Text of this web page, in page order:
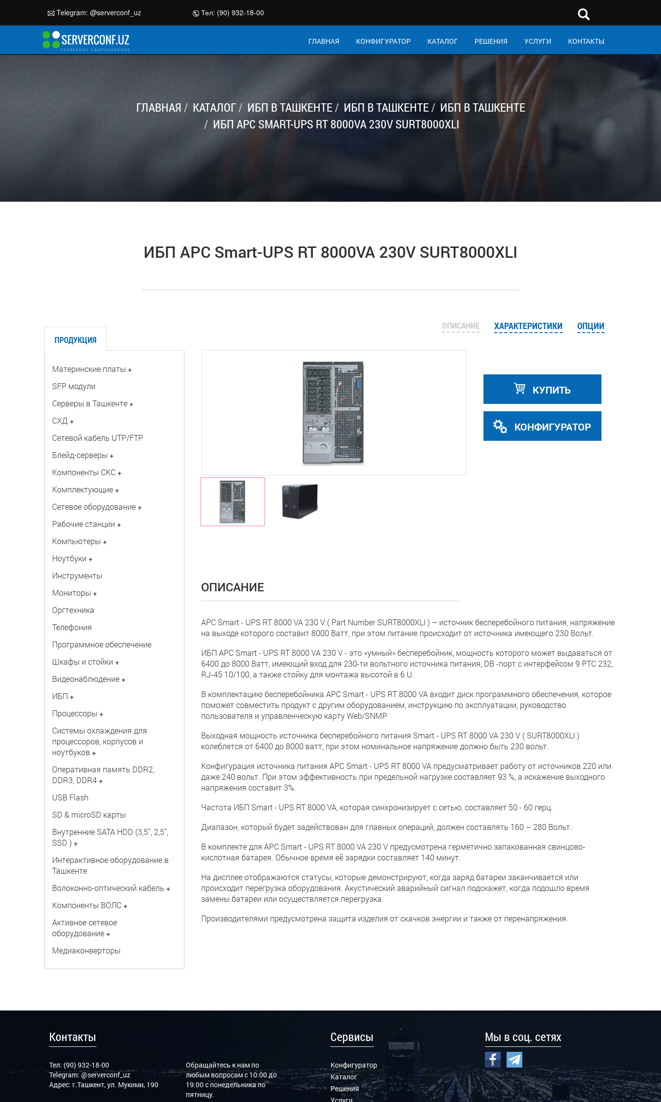
Telegram: @serverconf_uz Тел: (90) 932-18-00
ГЛАВНАЯ КОНФИГУРАТОР КАТАЛОГ РЕШЕНИЯ УСЛУГИ КОНТАКТЫ
ГЛАВНАЯ КАТАЛОГ ИБП В ТАШКЕНТЕ ИБП В ТАШКЕНТЕ
ИБП В ТАШКЕНТЕ
ИБП APC SMART-UPS RT 8000VA 230V SURT8000XLI
ИБП APC Smart-UPS RT 8000VA 230V SURT8000XLI
ПРОДУКЦИЯ
Материнские платы +
SFP модули
Серверы в Ташкенте +
СХД +
Сетевой кабель UTP/FTP
Блейд-серверы +
Компоненты СКС +
Комплектующие +
Сетевое оборудование +
Рабочие станции +
Компьютеры +
Ноутбуки +
Инструменты
Мониторы +
Оргтехника
Телефония
Программное обеспечение
Шкафы и стойки +
Видеонаблюдение +
ИБП +
Процессоры +
Системы охлаждения для
процессоров, корпусов и
ноутбуков +
Оперативная память DDR2,
DDR3, DDR4 +
USB Flash
SD & microSD карты
Внутренние SATA HDD (3,5", 2,5",
SSD ) +
Интерактивное оборудование в
Ташкенте
Волоконно-оптический кабель +
Компоненты ВОЛС +
Активное сетевое
оборудование +
Медиаконверторы
ОПИСАНИЕ ХАРАКТЕРИСТИКИ ОПЦИИ
КУПИТЬ
КОНФИГУРАТОР
ОПИСАНИЕ
APC Smart - UPS RT 8000 VA 230 V ( Part Number SURT8000XLI ) – источник бесперебойного питания, напряжение
на выходе которого составит 8000 Ватт, при этом питание происходит от источника имеющего 230 Вольт.
ИБП APC Smart - UPS RT 8000 VA 230 V - это «умный» бесперебойник, мощность которого может выдаваться от
6400 до 8000 Ватт, имеющий вход для 230-ти вольтного источника питания, DB -порт с интерфейсом 9 РТС 232,
RJ-45 10/100, а также стойку для монтажа высотой в 6 U.
В комплектацию бесперебойника APC Smart - UPS RT 8000 VA входит диск программного обеспечения, которое
поможет совместить продукт с другим оборудованием, инструкцию по эксплуатации, руководство
пользователя и управленческую карту Web/SNMP
Выходная мощность источника бесперебойного питания Smart - UPS RT 8000 VA 230 V ( SURT8000XLI )
колеблется от 6400 до 8000 ватт, при этом номинальное напряжение должно быть 230 вольт.
Конфигурация источника питания APC Smart - UPS RT 8000 VA предусматривает работу от источников 220 или
даже 240 вольт. При этом эффективность при предельной нагрузке составляет 93 %, а искажение выходного
напряжения составит 3%.
Частота ИБП Smart - UPS RT 8000 VA, которая синхронизирует с сетью, составляет 50 - 60 герц.
Диапазон, который будет задействован для главных операций, должен составлять 160 – 280 Вольт.
В комплекте для APC Smart - UPS RT 8000 VA 230 V предусмотрена герметично запакованная свинцово-
кислотная батарея. Обычное время её зарядки составляет 140 минут.
На дисплее отображаются статусы, которые демонстрируют, когда заряд батареи заканчивается или
происходит перегрузка оборудования. Акустический аварийный сигнал подскажет, когда подошло время
замены батареи или осуществляется перегрузка.
Производителями предусмотрена защита изделия от скачков энергии и также от перенапряжения.
Контакты
Тел: (90) 932-18-00
Telegram:@serverconf_uz
Адрес: г.Ташкент, ул. Мукими, 190
Обращайтесь к нам по
любым вопросам с 10:00 до
19:00 с понедельника по
пятницу.
Сервисы
Конфигуратор
Каталог
Решения
Мы в соц. сетях